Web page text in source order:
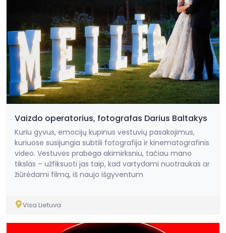
Vaizdo operatorius, fotografas Darius Baltakys
Kuriu gyvus, emocijų kupinus vestuvių pasakojimus,
kuriuose susijungia subtili fotografija ir kinematografinis
video. Vestuvės prabėga akimirksniu, tačiau mano
tikslas – užfiksuoti jas taip, kad vartydami nuotraukas ar
žiūrėdami filmą, iš naujo išgyventum
Visa Lietuva